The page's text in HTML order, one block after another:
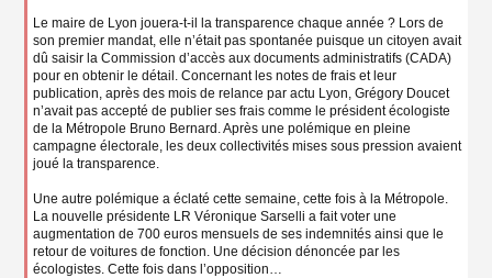
Le maire de Lyon jouera-t-il la transparence chaque année ? Lors de
son premier mandat, elle n’était pas spontanée puisque un citoyen avait
dû saisir la Commission d’accès aux documents administratifs (CADA)
pour en obtenir le détail. Concernant les notes de frais et leur
publication, après des mois de relance par actu Lyon, Grégory Doucet
n’avait pas accepté de publier ses frais comme le président écologiste
de la Métropole Bruno Bernard. Après une polémique en pleine
campagne électorale, les deux collectivités mises sous pression avaient
joué la transparence.
Une autre polémique a éclaté cette semaine, cette fois à la Métropole.
La nouvelle présidente LR Véronique Sarselli a fait voter une
augmentation de 700 euros mensuels de ses indemnités ainsi que le
retour de voitures de fonction. Une décision dénoncée par les
écologistes. Cette fois dans l’opposition…